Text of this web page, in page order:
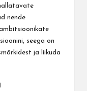
nende
seega on
ja liikuda